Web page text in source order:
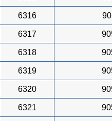
6316
6317
6318
6319
6320
6321